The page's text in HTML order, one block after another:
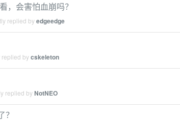
，会害怕血崩吗？
replied byedgeedge
replied bycskeleton
replied byNotNEO